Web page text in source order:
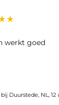
werkt goed
Duurstede, NL,